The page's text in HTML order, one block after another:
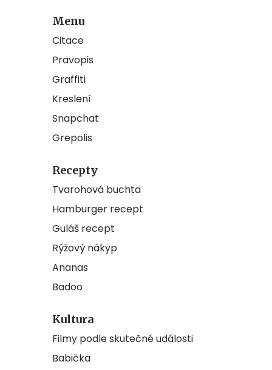
Menu
Citace
Pravopis
Graffiti
Kreslení
Snapchat
Grepolis
Recepty
Tvarohová buchta
Hamburger recept
Guláš recept
Rýžový nákyp
Ananas
Badoo
Kultura
Filmy podle skutečné události
Babička